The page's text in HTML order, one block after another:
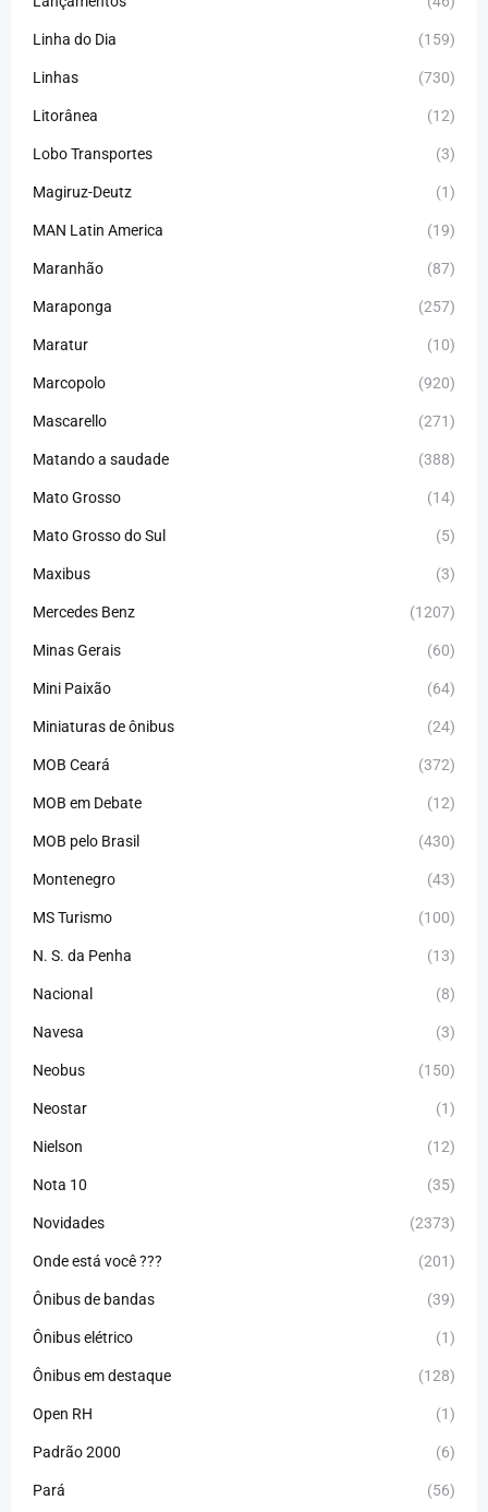
Linha do Dia (159)
Linhas (730)
Litorânea (12)
Lobo Transportes (3)
Magiruz-Deutz (1)
MAN Latin America (19)
Maranhão (87)
Maraponga (257)
Maratur (10)
Marcopolo (920)
Mascarello (271)
Matando a saudade (388)
Mato Grosso (14)
Mato Grosso do Sul (5)
Maxibus (3)
Mercedes Benz (1207)
Minas Gerais (60)
Mini Paixão (64)
Miniaturas de ônibus (24)
MOB Ceará (372)
MOB em Debate (12)
MOB pelo Brasil (430)
Montenegro (43)
MS Turismo (100)
N. S. da Penha (13)
Nacional (8)
Navesa (3)
Neobus (150)
Neostar (1)
Nielson (12)
Nota 10 (35)
Novidades (2373)
Onde está você ??? (201)
Ônibus de bandas (39)
Ônibus elétrico (1)
Ônibus em destaque (128)
Open RH (1)
Padrão 2000 (6)
Pará (56)